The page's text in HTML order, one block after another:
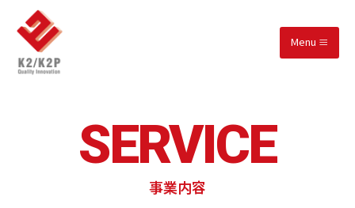
Menu
SERVICE
事業内容